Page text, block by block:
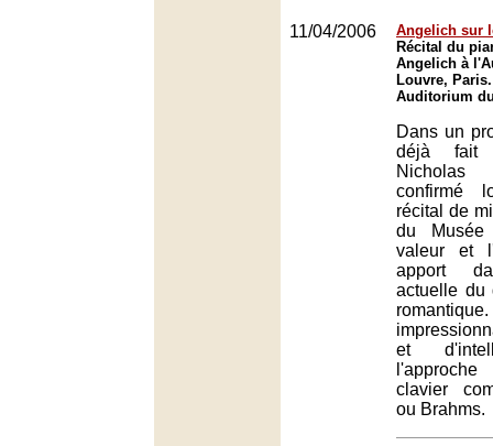
11/04/2006
Angelich sur
Récital du
Angelich à
Louvre, Paris.
Auditorium
Dans un
déjà fait
confirmé
récital de
du
valeur et
apport
actuelle du
et
clavier
ou Brahms.